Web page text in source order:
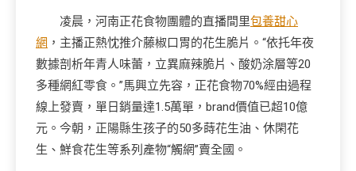
凌晨，河南正花食物團體的直播間里包養甜心
網 ，主播正熱忱推介藤椒口胃的花生脆片。“依托年夜
數據剖析年青人味蕾，立異麻辣脆片、酸奶涂層等20
多種網紅零食。”馬興立先容，正花食物70%經由過程
線上發賣，單日銷量達1.5萬單，brand價值已超10億
元。今朝，正陽縣生孩子的50多蒔花生油、休閑花
生、鮮食花生等系列產物“觸網”賣全國。